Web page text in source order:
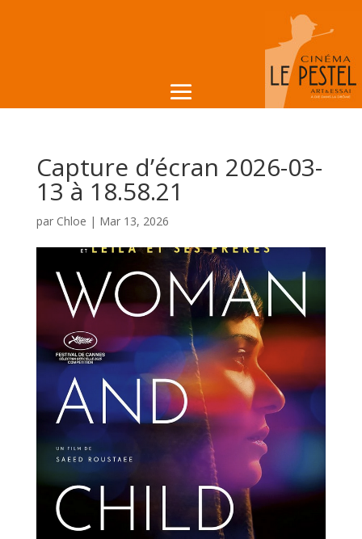
Capture d’écran 2026-03-
13 à 18.58.21
par Chloe | Mar 13, 2026